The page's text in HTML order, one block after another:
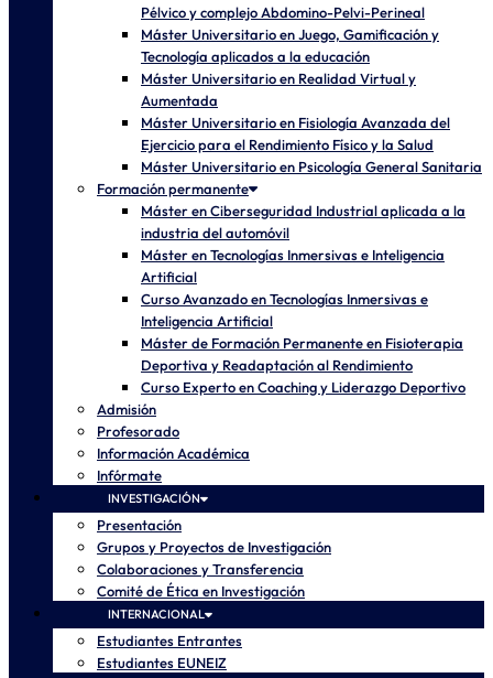
Pélvico y complejo Abdomino-Pelvi-Perineal
Máster Universitario en Juego, Gamificación y
Tecnología aplicados a la educación
Máster Universitario en Realidad Virtual y
Aumentada
Máster Universitario en Fisiología Avanzada del
Ejercicio para el Rendimiento Físico y la Salud
Máster Universitario en Psicología General Sanitaria
Formación permanente
Máster en Ciberseguridad Industrial aplicada a la
industria del automóvil
Máster en Tecnologías Inmersivas e Inteligencia
Artificial
Curso Avanzado en Tecnologías Inmersivas e
Inteligencia Artificial
Máster de Formación Permanente en Fisioterapia
Deportiva y Readaptación al Rendimiento
Curso Experto en Coaching y Liderazgo Deportivo
Admisión
Profesorado
Información Académica
Infórmate
INVESTIGACIÓN
Presentación
Grupos y Proyectos de Investigación
Colaboraciones y Transferencia
Comité de Ética en Investigación
INTERNACIONAL
Estudiantes Entrantes
Estudiantes EUNEIZ